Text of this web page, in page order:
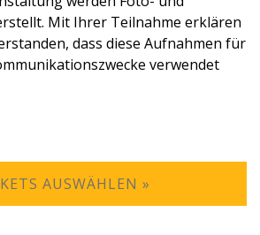
Mit Ihrer Teilnahme erklären
dass diese Aufnahmen für
verwendet
AUSWÄHLEN »